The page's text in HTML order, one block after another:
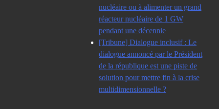
nucléaire ou à alimenter un grand
réacteur nucléaire de 1 GW
pendant une décennie
[Tribune] Dialogue inclusif : Le
dialogue annoncé par le Président
de la république est une piste de
solution pour mettre fin à la crise
multidimensionnelle ?